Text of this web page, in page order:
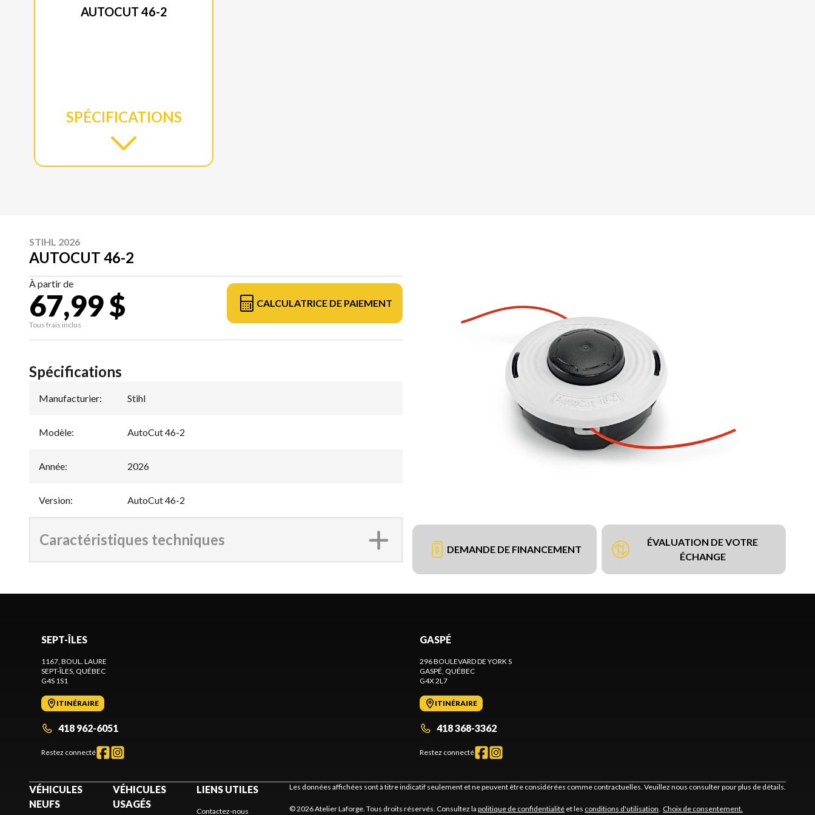
AUTOCUT 46-2
SPÉCIFICATIONS
STIHL 2026
AUTOCUT 46-2
À partir de
67,99 $
Tous frais inclus
CALCULATRICE DE PAIEMENT
DEMANDE DE FINANCEMENT
ÉVALUATION DE VOTRE
ÉCHANGE
Spécifications
Manufacturier: Stihl
Modèle: AutoCut 46-2
Année: 2026
Version: AutoCut 46-2
Caractéristiques techniques
SEPT-ÎLES
1167, BOUL. LAURE
SEPT-ÎLES, QUÉBEC
G4S 1S1
ITINÉRAIRE
418 962-6051
Restez connecté
GASPÉ
296 BOULEVARD DE YORK S
GASPÉ, QUÉBEC
G4X 2L7
ITINÉRAIRE
418 368-3362
Restez connecté
VÉHICULES
NEUFS
VÉHICULES
USAGÉS
LIENS UTILES
Contactez-nous
Les données affichées sont à titre indicatif seulement et ne peuvent être considérées comme contractuelles. Veuillez nous consulter pour plus de détails.
© 2026 Atelier Laforge. Tous droits réservés. Consultez la politique de confidentialité et les conditions d'utilisation. Choix de consentement.